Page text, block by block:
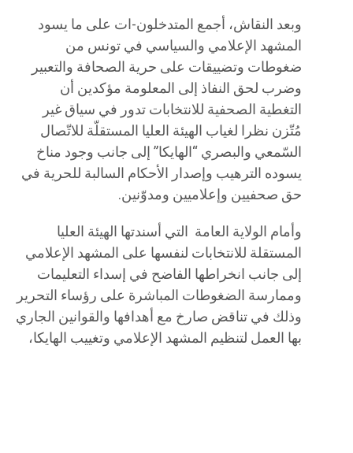
وبعد النقاش، أجمع المتدخلون-ات على ما يسود
المشهد الإعلامي والسياسي في تونس من
ضغوطات وتضييقات على حرية الصحافة والتعبير
وضرب لحق النفاذ إلى المعلومة مؤكدين أن
التغطية الصحفية للانتخابات تدور في سياق غير
مُتّزن نظرا لغياب الهيئة العليا المستقلّة للاتّصال
السّمعي والبصري “الهايكا” إلى جانب وجود مناخ
يسوده الترهيب وإصدار الأحكام السالبة للحرية في
حق صحفيين وإعلاميين ومدوّنين.
وأمام الولاية العامة التي أسندتها الهيئة العليا
المستقلة للانتخابات لنفسها على المشهد الإعلامي
إلى جانب انخراطها الفاضح في إسداء التعليمات
وممارسة الضغوطات المباشرة على رؤساء التحرير
وذلك في تناقض صارخ مع أهدافها والقوانين الجاري
بها العمل لتنظيم المشهد الإعلامي وتغييب الهايكا،